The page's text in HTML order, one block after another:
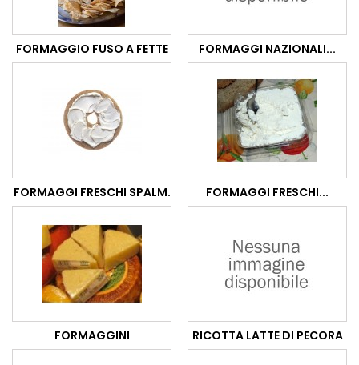
FORMAGGIO FUSO A FETTE FORMAGGI NAZIONALI...
FORMAGGI FRESCHI SPALM. FORMAGGI FRESCHI...
FORMAGGINI RICOTTA LATTE DI PECORA